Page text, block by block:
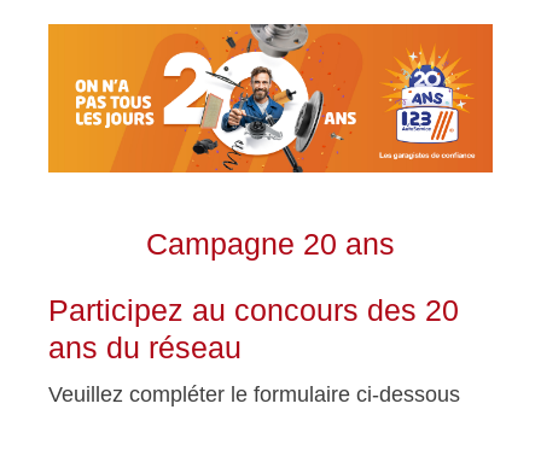
Campagne 20 ans
Participez au concours des 20
ans du réseau
Veuillez compléter le formulaire ci-dessous